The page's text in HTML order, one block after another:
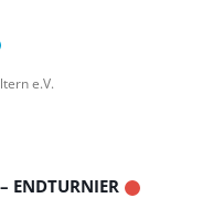
e.V.
ENDTURNIER